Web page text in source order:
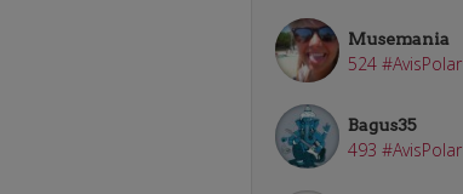
Musemania
524 #AvisPolar
Bagus35
493 #AvisPolar